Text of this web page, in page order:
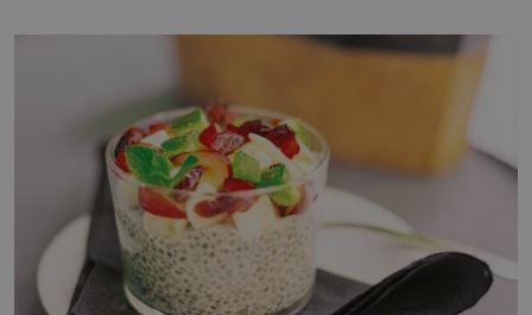
sezamového oleje ✿ 1 lžičku chilli ✿ 1 lžičku cukru ✿ 1
jarní cibulku ✿ 1 lžíci sezamových semínek